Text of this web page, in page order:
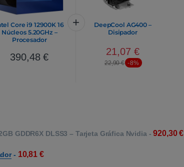
Core i9 12900K 16
Núcleos 5.20GHz –
Procesador
390,48€
DeepCool AG400 –
Disipador
21,07 €
22,90€ -8%
GDDR6X DLSS3 – Tarjeta Gráfica Nvidia-920,30€
- 10,81 €